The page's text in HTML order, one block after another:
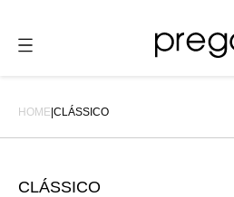
HOME|CLÁSSICO
CLÁSSICO